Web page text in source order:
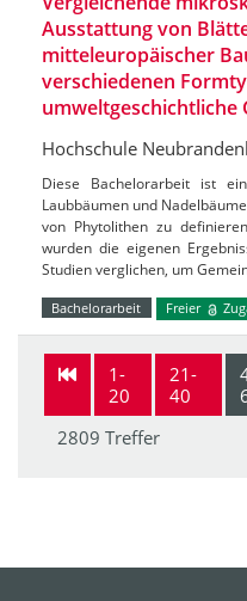
Ausstattung von
mitteleuropäischer
verschiedenen
umweltgeschichtliche
Hochschule
Diese Bachelorarbeit ist
Laubbäumen und
von Phytolithen zu
wurden die eigenen
Studien verglichen, um
Bachelorarbeit Freier
1-
20
21-
40
2809 Treffer